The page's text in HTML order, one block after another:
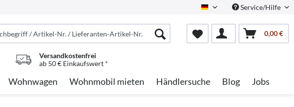
German Service/Hilfe
0,00 €
Versandkostenfrei
ab 50 € Einkaufswert *
Wohnwagen Wohnmobil mieten Händlersuche Blog Jobs